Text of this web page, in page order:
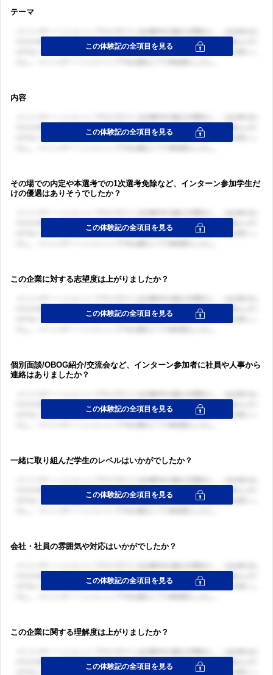
テーマ
内容
その場での内定や本選考での1次選考免除など、インターン参加学生だ
けの優遇はありそうでしたか？
この企業に対する志望度は上がりましたか？
個別面談/OBOG紹介/交流会など、インターン参加者に社員や人事から
連絡はありましたか？
一緒に取り組んだ学生のレベルはいかがでしたか？
会社・社員の雰囲気や対応はいかがでしたか？
この企業に関する理解度は上がりましたか？